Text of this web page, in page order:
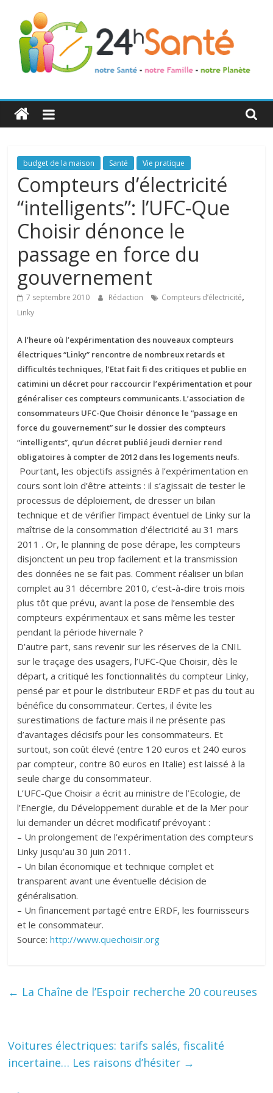
24h
Santé
La
santé
de
toute
famille
budget de la maison Santé Vie pratique
Compteurs d’électricité
“intelligents”: l’UFC-Que
Choisir dénonce le
passage en force du
gouvernement
7 septembre 2010 Rédaction Compteurs d’électricité,
Linky
A l’heure où l’expérimentation des nouveaux compteurs
électriques “Linky” rencontre de nombreux retards et
difficultés techniques, l’Etat fait fi des critiques et publie en
catimini un décret pour raccourcir l’expérimentation et pour
généraliser ces compteurs communicants. L’association de
consommateurs UFC-Que Choisir dénonce le “passage en
force du gouvernement” sur le dossier des compteurs
“intelligents”, qu’un décret publié jeudi dernier rend
obligatoires à compter de 2012 dans les logements neufs.
Pourtant, les objectifs assignés à l’expérimentation en
cours sont loin d’être atteints : il s’agissait de tester le
processus de déploiement, de dresser un bilan
technique et de vérifier l’impact éventuel de Linky sur la
maîtrise de la consommation d’électricité au 31 mars
2011 . Or, le planning de pose dérape, les compteurs
disjonctent un peu trop facilement et la transmission
des données ne se fait pas. Comment réaliser un bilan
complet au 31 décembre 2010, c’est-à-dire trois mois
plus tôt que prévu, avant la pose de l’ensemble des
compteurs expérimentaux et sans même les tester
pendant la période hivernale ?
D’autre part, sans revenir sur les réserves de la CNIL
sur le traçage des usagers, l’UFC-Que Choisir, dès le
départ, a critiqué les fonctionnalités du compteur Linky,
pensé par et pour le distributeur ERDF et pas du tout au
bénéfice du consommateur. Certes, il évite les
surestimations de facture mais il ne présente pas
d’avantages décisifs pour les consommateurs. Et
surtout, son coût élevé (entre 120 euros et 240 euros
par compteur, contre 80 euros en Italie) est laissé à la
seule charge du consommateur.
L’UFC-Que Choisir a écrit au ministre de l’Ecologie, de
l’Energie, du Développement durable et de la Mer pour
lui demander un décret modificatif prévoyant :
– Un prolongement de l’expérimentation des compteurs
Linky jusqu’au 30 juin 2011.
– Un bilan économique et technique complet et
transparent avant une éventuelle décision de
généralisation.
– Un financement partagé entre ERDF, les fournisseurs
et le consommateur.
Source:http://www.quechoisir.org
← La Chaîne de l’Espoir recherche 20 coureuses
Voitures électriques: tarifs salés, fiscalité
incertaine… Les raisons d’hésiter →